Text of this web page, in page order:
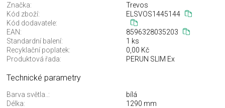
Značka:
Trevos
Kód zboží:
ELSVOS1445144
Kód dodavatele:
EAN:
8596328035203
Standardní balení:
1 ks
Recyklační poplatek:
0,00 Kč
Produktová řada:
PERUN SLIM Ex
Technické parametry
Barva světla..:
bílá
Délka:
1290 mm